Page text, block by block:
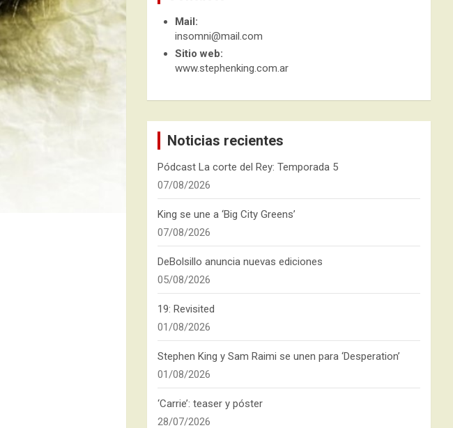
Mail:
insomni@mail.com
Sitio web:
www.stephenking.com.ar
Noticias recientes
Pódcast La corte del Rey: Temporada 5
07/08/2026
King se une a ‘Big City Greens’
07/08/2026
DeBolsillo anuncia nuevas ediciones
05/08/2026
19: Revisited
01/08/2026
Stephen King y Sam Raimi se unen para ‘Desperation’
01/08/2026
‘Carrie’: teaser y póster
28/07/2026